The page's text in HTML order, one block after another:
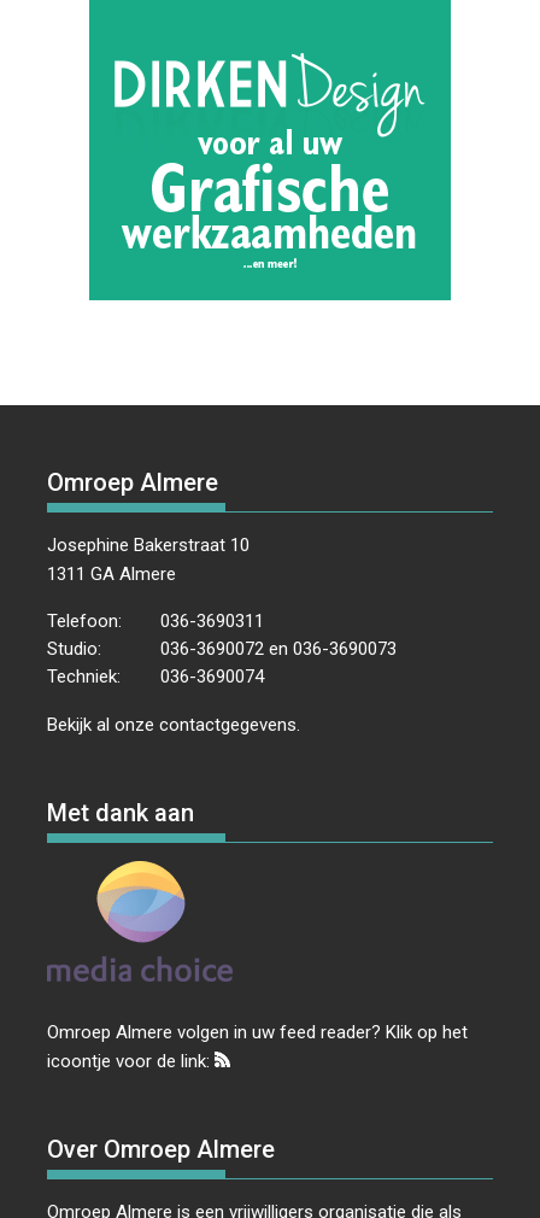
Omroep Almere
Josephine Bakerstraat 10
1311 GA Almere
Telefoon:
036-3690311
Studio:
036-3690072 en 036-3690073
Techniek:
036-3690074
Bekijk al onzecontactgegevens
Met dank aan
Omroep Almere volgen in uw feed reader? Klik op het
icoontje voor de link:
Over Omroep Almere
Omroep Almere is een vrijwilligers organisatie die als